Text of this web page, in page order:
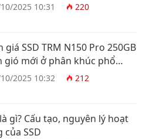
2025 10:31 220
giá SSD TRM N150 Pro 250GB
gió mới ở phân khúc phổ
2025 10:32 212
gì? Cấu tạo, nguyên lý hoạt
của SSD